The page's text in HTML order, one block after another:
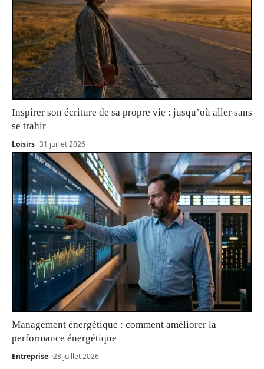
Inspirer son écriture de sa propre vie : jusqu’où aller sans
se trahir
Loisirs 31 juillet 2026
Management énergétique : comment améliorer la
performance énergétique
Entreprise 28 juillet 2026